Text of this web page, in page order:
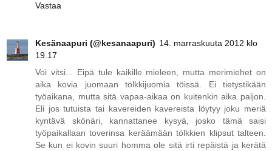
Vastaa
Kesänaapuri (@kesanaapuri) 14. marraskuuta 2012 klo
19.17
Voi vitsi... Eipä tule kaikille mieleen, mutta merimiehet on
aika kovia juomaan tölkkijuomia töissä. Ei tietystikään
työaikana, mutta sitä vapaa-aikaa on kuitenkin aika paljon.
Eli jos tutuista tai kavereiden kavereista löytyy joku meriä
kyntävä skönäri, kannattanee kysyä, josko tämä saisi
työpaikallaan toverinsa keräämään tölkkien klipsut talteen.
Se kun ei kovin suuri homma ole sitä irti repäistä ja kerätä